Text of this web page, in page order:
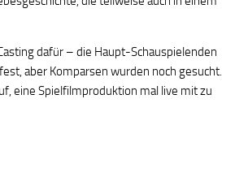
dafür – die Haupt-Schauspielenden
aber Komparsen wurden noch gesucht.
eine Spielfilmproduktion mal live mit zu